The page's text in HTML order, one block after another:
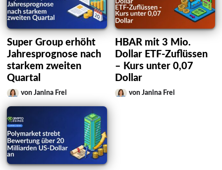
Super Group erhöht
Jahresprognose nach
starkem zweiten
Quartal
von Janina Frei
HBAR mit 3 Mio.
Dollar ETF-Zuflüssen
– Kurs unter 0,07
Dollar
von Janina Frei